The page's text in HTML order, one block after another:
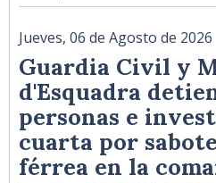
Jueves, 06 de Agosto de 2026
Guardia Civil y
d'Esquadra
personas e
cuarta por
férrea en la